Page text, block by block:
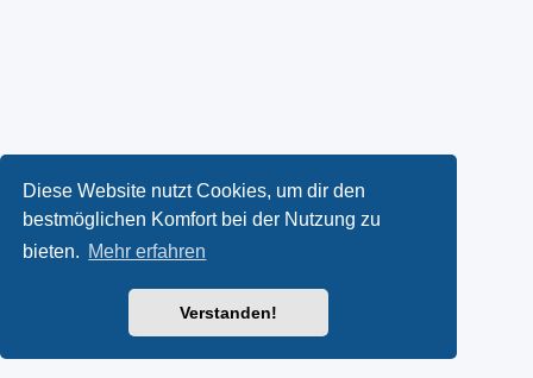
Diese Website nutzt Cookies, um dir den
bestmöglichen Komfort bei der Nutzung zu
bieten. Mehr erfahren
Verstanden!